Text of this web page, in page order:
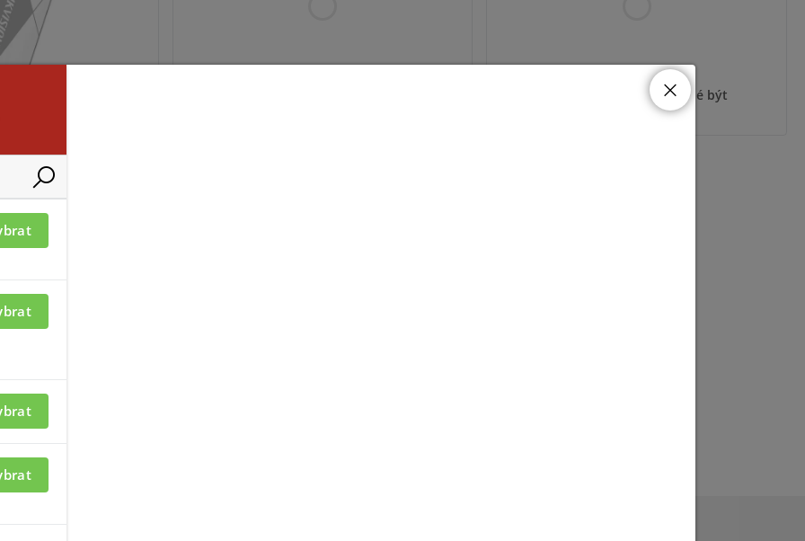
Pro zobrazení informací je nutné být
WE(B)